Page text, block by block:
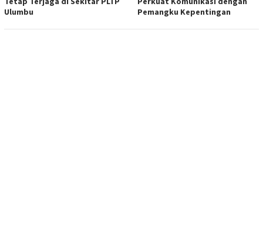
Ulumbu
Pemangku Kepentingan